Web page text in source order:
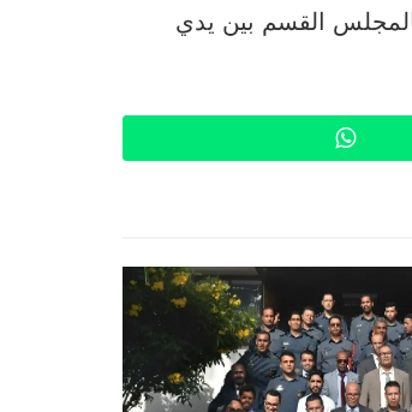
القسم بين يدي